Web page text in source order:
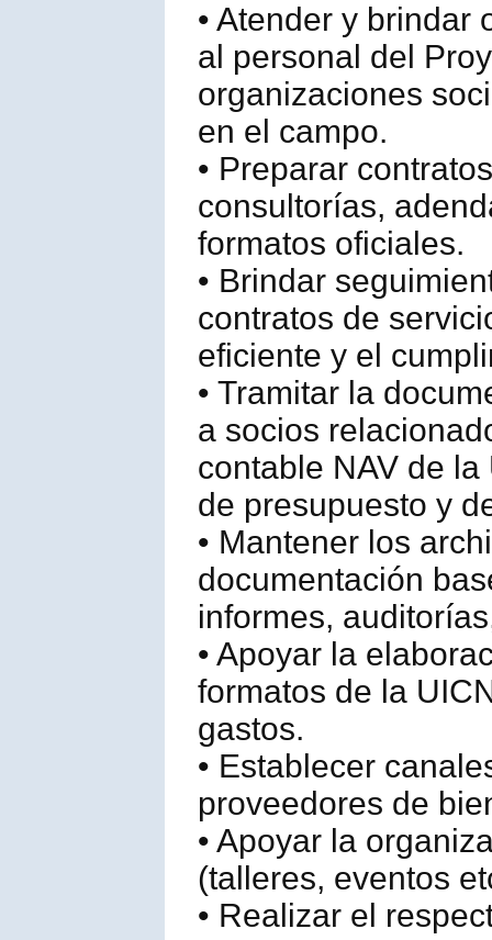
• Atender y brindar
al personal del
organizaciones
en el campo.
• Preparar
consultorías,
formatos oficiales.
• Brindar
contratos de
eficiente y el
• Tramitar la
a socios
contable NAV de
de presupuesto y
• Mantener los
documentación
informes,
• Apoyar la
formatos de la
gastos.
• Establecer
proveedores de
• Apoyar la
(talleres, eventos
• Realizar el